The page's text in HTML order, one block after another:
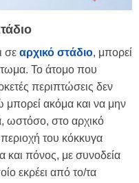
σε αρχικό στάδιο, μπορεί
Το άτομο που
περιπτώσεις δεν
μπορεί ακόμα και να μην
ωστόσο, στο αρχικό
του κόκκυγα
και πόνος, με συνοδεία
εκρέει από το/τα